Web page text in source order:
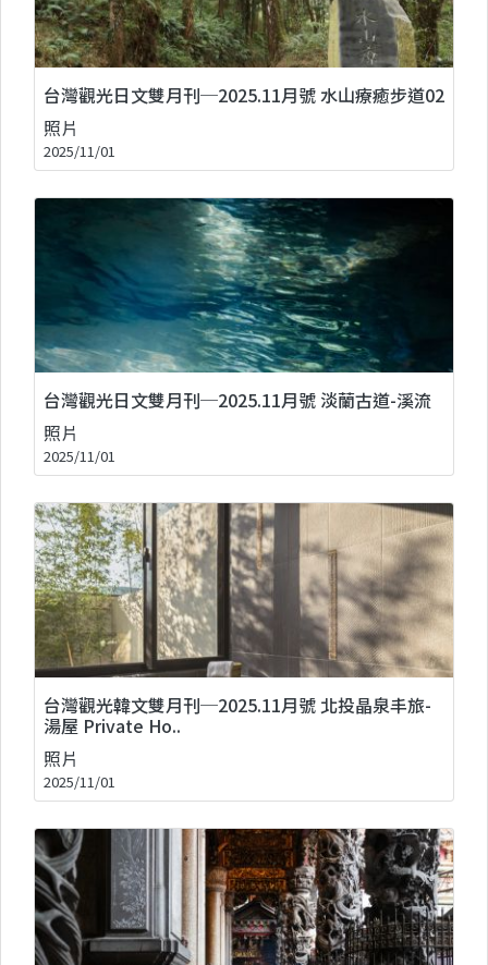
台灣觀光日文雙月刊─2025.11月號 水山療癒步道02
照片
2025/11/01
台灣觀光日文雙月刊─2025.11月號 淡蘭古道-溪流
照片
2025/11/01
台灣觀光韓文雙月刊─2025.11月號 北投晶泉丰旅-
湯屋 Private Ho..
照片
2025/11/01